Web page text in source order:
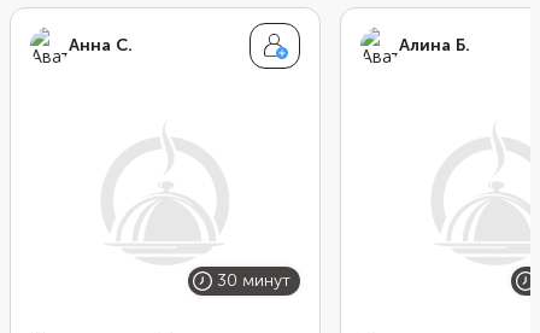
Анна С.
30 минут
Алина Б.